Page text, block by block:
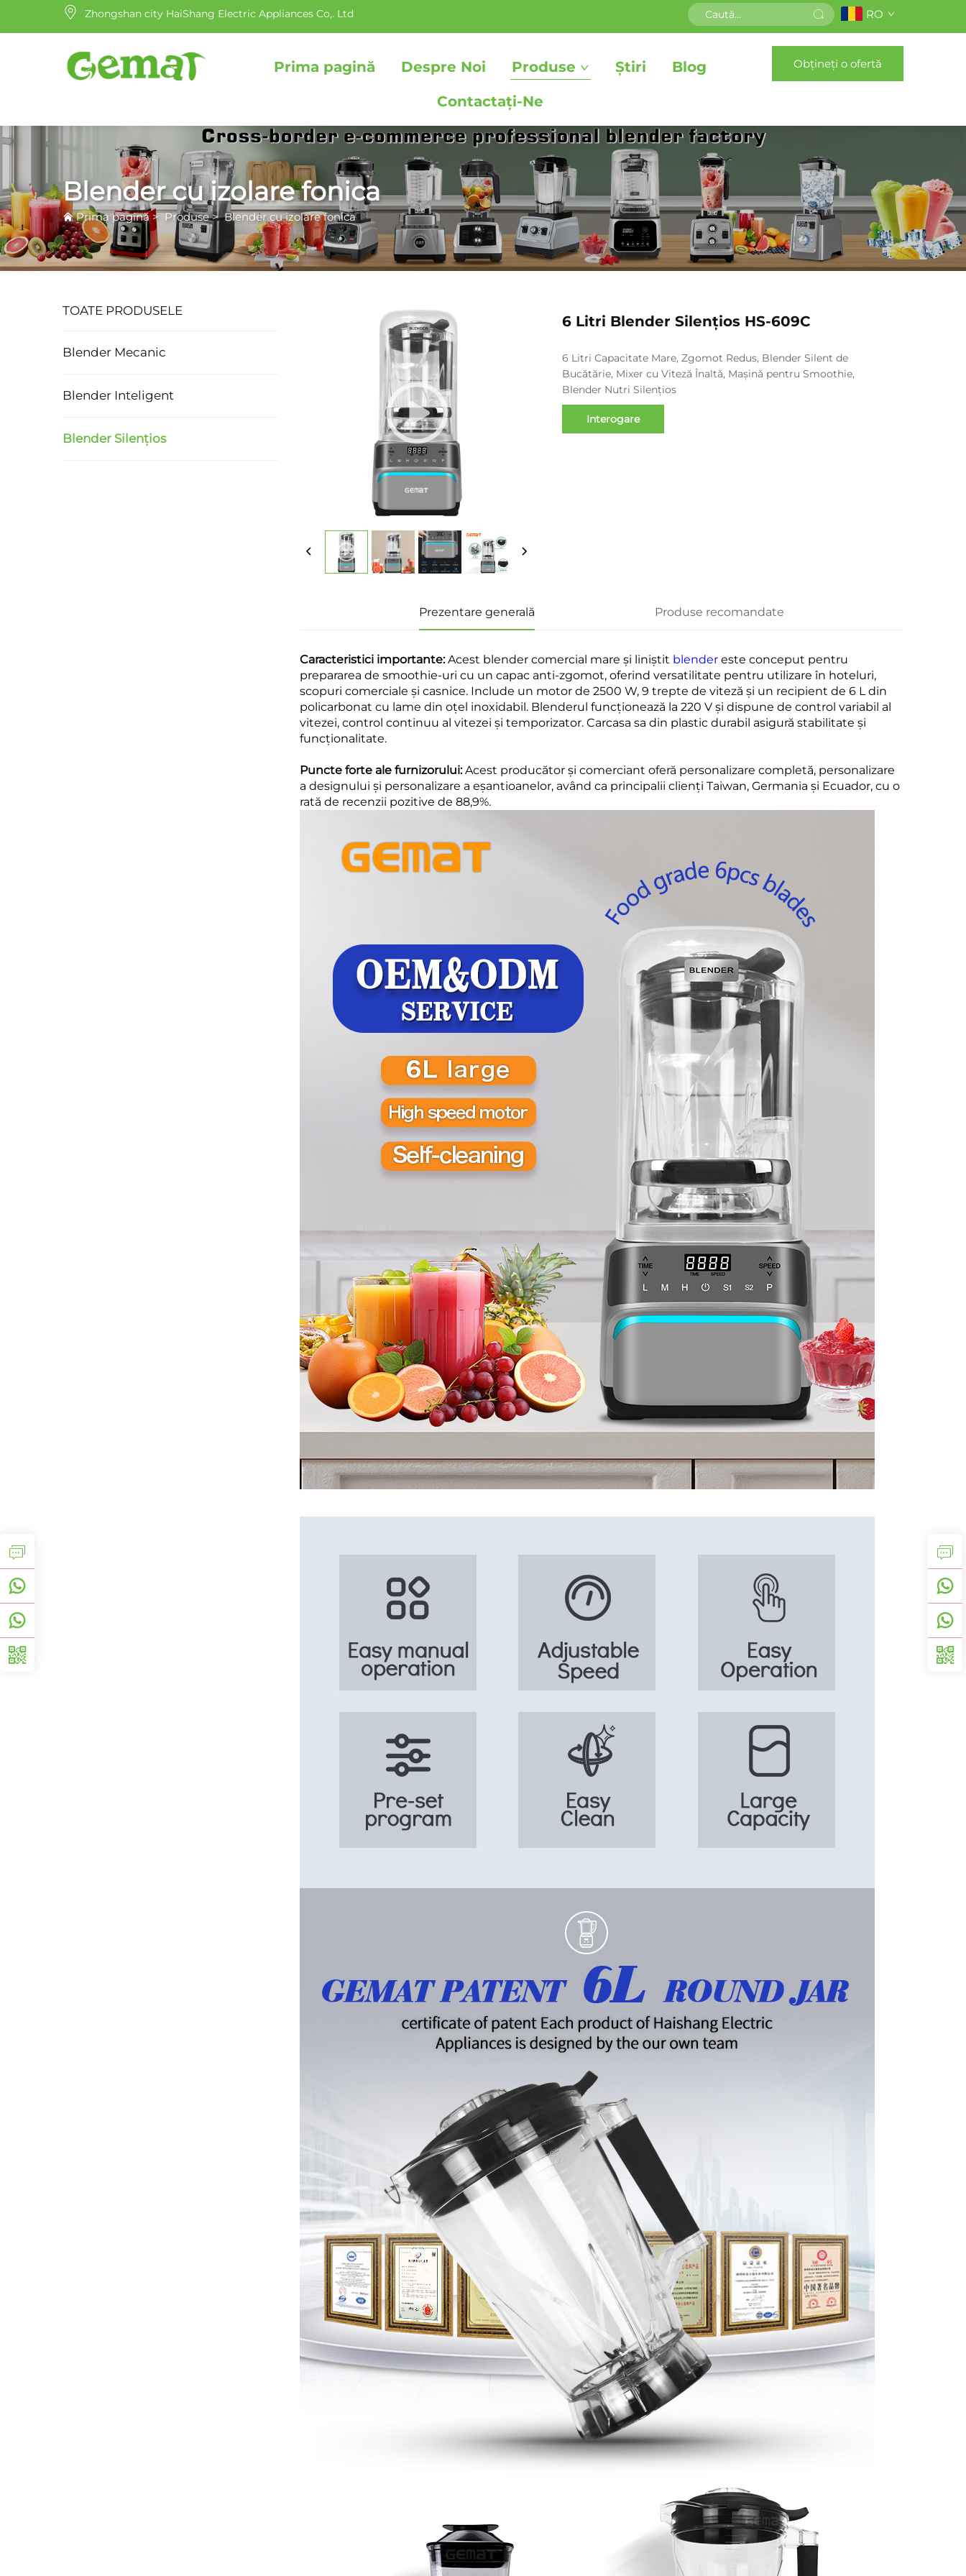
Zhongshan city HaiShang Electric Appliances Co,. Ltd RO
Prima pagină Despre Noi Produse Știri
Blog
Contactați-Ne
Obțineți o ofertă
Blender cu izolare fonica
Prima pagină>Produse>Blender cu izolare fonica
TOATE PRODUSELE
Blender Mecanic
Blender Inteligent
Blender Silențios
6 Litri Blender Silențios HS-609C
6 Litri Capacitate Mare, Zgomot Redus, Blender Silent de
Bucătărie, Mixer cu Viteză Înaltă, Mașină pentru Smoothie,
Blender Nutri Silențios
Interogare
Prezentare generală Produse recomandate
Caracteristici importante:Acest blender comercial mare și liniștit blender este conceput pentru
prepararea de smoothie-uri cu un capac anti-zgomot, oferind versatilitate pentru utilizare în hoteluri,
scopuri comerciale și casnice. Include un motor de 2500 W, 9 trepte de viteză și un recipient de 6 L din
policarbonat cu lame din oțel inoxidabil. Blenderul funcționează la 220 V și dispune de control variabil al
vitezei, control continuu al vitezei și temporizator. Carcasa sa din plastic durabil asigură stabilitate și
funcționalitate.
Puncte forte ale furnizorului:Acest producător și comerciant oferă personalizare completă, personalizare
a designului și personalizare a eșantioanelor, având ca principalii clienți Taiwan, Germania și Ecuador, cu o
rată de recenzii pozitive de 88,9%.